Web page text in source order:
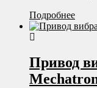
Подробнее
Привод